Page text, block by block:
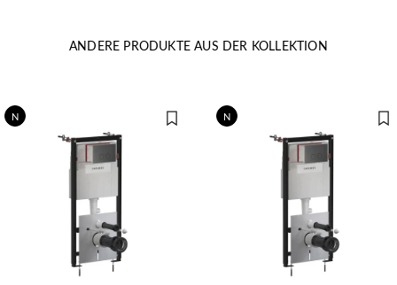
ANDERE PRODUKTE AUS DER KOLLEKTION
N N